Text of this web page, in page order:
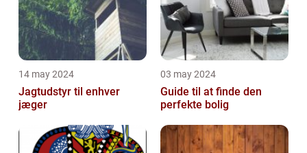
14 may 2024
Jagtudstyr til enhver
jæger
03 may 2024
Guide til at finde den
perfekte bolig